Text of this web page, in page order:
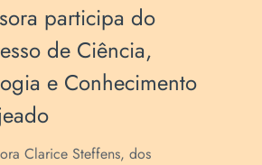
participa do
de Ciência,
e Conhecimento
Clarice Steffens, dos